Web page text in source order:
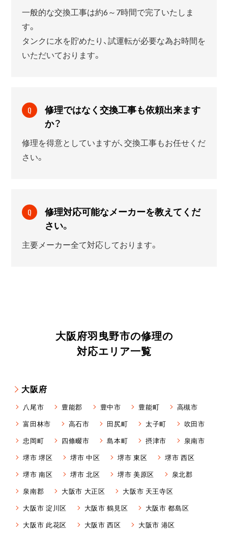
一般的な交換工事は約6～7時間で完了いたしま
す。
タンクに水を貯めたり、試運転が必要な為お時間を
いただいております。
Q
修理ではなく交換工事も依頼出来ます
か？
修理を得意としていますが、交換工事もお任せくだ
さい。
Q
修理対応可能なメーカーを教えてくだ
さい。
主要メーカー全て対応しております。
大阪府羽曳野市の修理の
対応エリア一覧
大阪府
八尾市 豊能郡 豊中市 豊能町
高槻市
富田林市
高石市 田尻町 太子町
吹田市
忠岡町
四條畷市 島本町 摂津市
泉南市
堺市 堺区
堺市 中区 堺市 東区
堺市 西区
堺市 南区
堺市 北区 堺市 美原区
泉北郡
泉南郡
大阪市 大正区
大阪市 天王寺区
大阪市 淀川区
大阪市 鶴見区
大阪市 都島区
大阪市 此花区
大阪市 西区
大阪市 港区